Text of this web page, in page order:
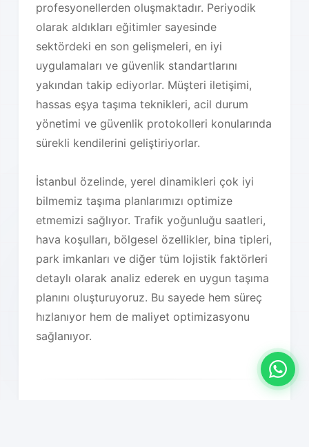
profesyonellerden oluşmaktadır. Periyodik
olarak aldıkları eğitimler sayesinde
sektördeki en son gelişmeleri, en iyi
uygulamaları ve güvenlik standartlarını
yakından takip ediyorlar. Müşteri iletişimi,
hassas eşya taşıma teknikleri, acil durum
yönetimi ve güvenlik protokolleri konularında
sürekli kendilerini geliştiriyorlar.
İstanbul özelinde, yerel dinamikleri çok iyi
bilmemiz taşıma planlarımızı optimize
etmemizi sağlıyor. Trafik yoğunluğu saatleri,
hava koşulları, bölgesel özellikler, bina tipleri,
park imkanları ve diğer tüm lojistik faktörleri
detaylı olarak analiz ederek en uygun taşıma
planını oluşturuyoruz. Bu sayede hem süreç
hızlanıyor hem de maliyet optimizasyonu
sağlanıyor.